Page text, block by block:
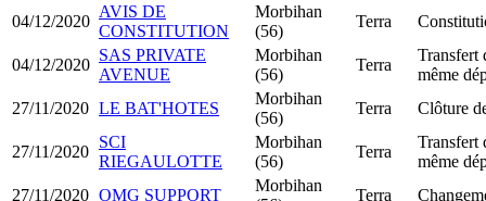
04/12/2020
AVIS DE
CONSTITUTION
Morbihan
(56)
Terra
04/12/2020
SAS PRIVATE
AVENUE
Morbihan
(56)
Terra
Transfert
même
27/11/2020 LE BAT'HOTES
Morbihan
(56)
Terra Clôture
27/11/2020
SCI
RIEGAULOTTE
Morbihan
(56)
Terra
Transfert
même
27/11/2020 OMG SUPPORT
Morbihan
Terra